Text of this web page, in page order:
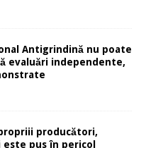
Antigrindină nu poate
evaluări independente,
producători,
pus în pericol